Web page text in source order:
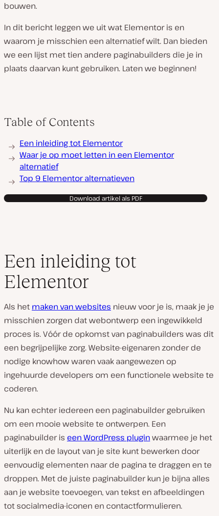
bouwen.
In dit bericht leggen we uit wat Elementor is en
waarom je misschien een alternatief wilt. Dan bieden
we een lijst met tien andere paginabuilders die je in
plaats daarvan kunt gebruiken. Laten we beginnen!
Table of Contents
Een inleiding tot Elementor
Waar je op moet letten in een Elementor
alternatief
Top 9 Elementor alternatieven
Download artikel als PDF
Een inleiding tot
Elementor
Als het maken van websites nieuw voor je is, maak je je
misschien zorgen dat webontwerp een ingewikkeld
proces is. Vóór de opkomst van paginabuilders was dit
een begrijpelijke zorg. Website-eigenaren zonder de
nodige knowhow waren vaak aangewezen op
ingehuurde developers om een ​​functionele website te
coderen.
Nu kan echter iedereen een paginabuilder gebruiken
om een ​​mooie website te ontwerpen. Een
paginabuilder is een WordPress pluginwaarmee je het
uiterlijk en de layout van je site kunt bewerken door
eenvoudig elementen naar de pagina te draggen en te
droppen. Met de juiste paginabuilder kun je bijna alles
aan je website toevoegen, van tekst en afbeeldingen
tot socialmedia-iconen en contactformulieren.